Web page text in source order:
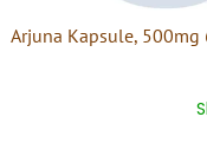
Arjuna Kapsule, 500mg